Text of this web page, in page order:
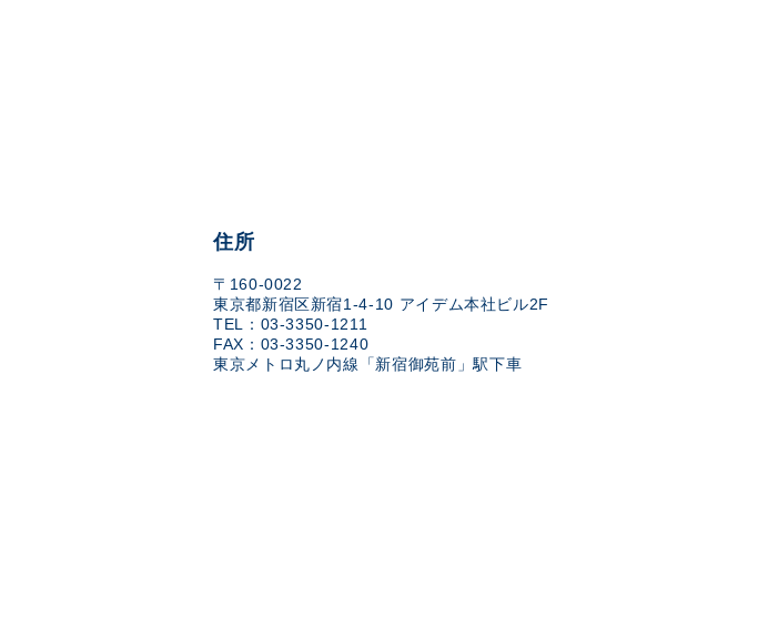
住所
〒160-0022
東京都新宿区新宿1-4-10 アイデム本社ビル2F
TEL：03-3350-1211
FAX：03-3350-1240
東京メトロ丸ノ内線「新宿御苑前」駅下車